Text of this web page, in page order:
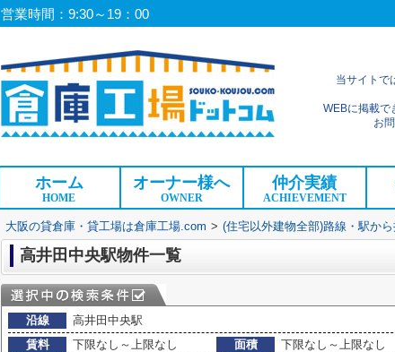
営業時間：9:30～19：00
当サイトで
WEBに掲載で
お
ホーム
HOME
オーナー様へ
OWNER
仲介実績
ACHIEVEMENT
大阪の貸倉庫・貸工場は倉庫工場.com > (住宅以外建物全部)路線・駅から
高井田中央駅物件一覧
沿線
高井田中央駅
賃料
下限なし～上限なし 面積 下限なし～上限なし